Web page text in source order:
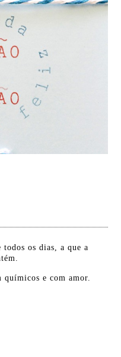
todos os dias, a que a
químicos e com amor.